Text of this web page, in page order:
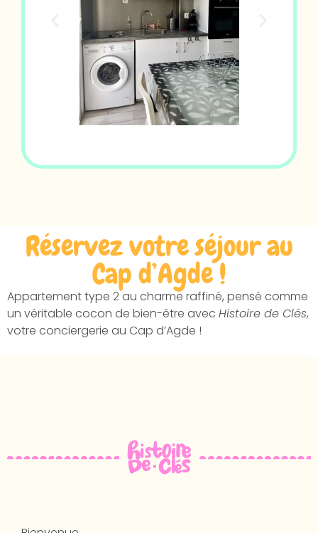
Réservez votre séjour au
Cap d’Agde !
Appartement type 2 au charme raffiné, pensé comme
un véritable cocon de bien-être avec Histoire de Clés,
votre conciergerie au Cap d’Agde !